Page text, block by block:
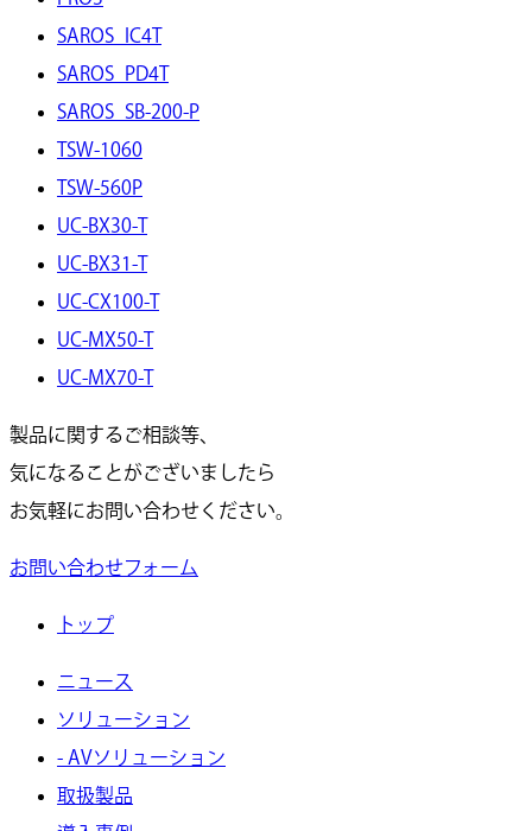
SAROS_IC4T
SAROS_PD4T
SAROS_SB-200-P
TSW-1060
TSW-560P
UC-BX30-T
UC-BX31-T
UC-CX100-T
UC-MX50-T
UC-MX70-T
製品に関するご相談等、
気になることがございましたら
お気軽にお問い合わせください。
お問い合わせフォーム
トップ
ニュース
ソリューション
- AVソリューション
取扱製品